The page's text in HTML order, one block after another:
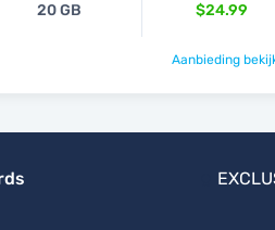
20 GB $24.99
Aanbieding